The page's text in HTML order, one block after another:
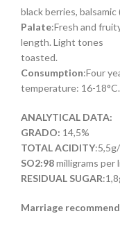
black berries, balsamic
Palate:Fresh and
length. Light tones
toasted.
Consumption:Four
temperature: 16-18°C.
ANALYTICAL DATA:
GRADO: 14,5%
TOTAL ACIDITY
SO2:98milligrams per
RESIDUAL SUGAR
Marriage